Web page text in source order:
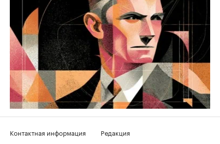
Контактная информация
Редакция